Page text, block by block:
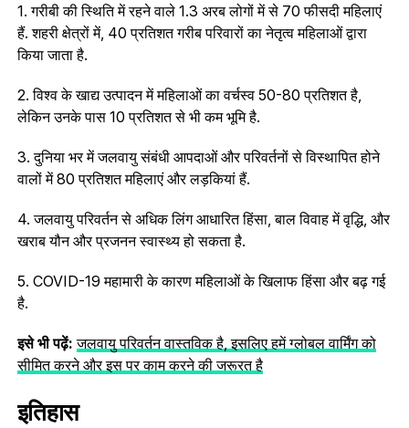
1. गरीबी की स्थिति में रहने वाले 1.3 अरब लोगों में से 70 फीसदी महिलाएं
हैं. शहरी क्षेत्रों में, 40 प्रतिशत गरीब परिवारों का नेतृत्व महिलाओं द्वारा
किया जाता है.
2. विश्व के खाद्य उत्पादन में महिलाओं का वर्चस्व 50-80 प्रतिशत है,
लेकिन उनके पास 10 प्रतिशत से भी कम भूमि है.
3. दुनिया भर में जलवायु संबंधी आपदाओं और परिवर्तनों से विस्थापित होने
वालों में 80 प्रतिशत महिलाएं और लड़कियां हैं.
4. जलवायु परिवर्तन से अधिक लिंग आधारित हिंसा, बाल विवाह में वृद्धि, और
खराब यौन और प्रजनन स्वास्थ्य हो सकता है.
5. COVID-19 महामारी के कारण महिलाओं के खिलाफ हिंसा और बढ़ गई
है.
इसे भी पढ़ें:जलवायु परिवर्तन वास्तविक है, इसलिए हमें ग्लोबल वार्मिंग को
सीमित करने और इस पर काम करने की जरूरत है
इतिहास